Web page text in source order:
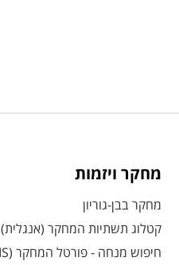
מחקר ויזמות
מחקר בבן-גוריון
קטלוג תשתיות המחקר (אנגלית)
חיפוש מנחה - פורטל המחקר (CRIS)